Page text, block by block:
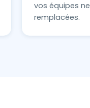
vos équipes
remplacées.